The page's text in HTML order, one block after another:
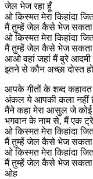
जेल भेज रहा हूँ
ओ किस्मत मेरा किहांदा
मैं तुम्हें जेल कैसे भेज सकता
ओ किस्मत मेरा किहांदा
मैं तुम्हें जेल कैसे भेज सकता
आओ वहां जहां मैं बुरे आदमी
इतने से कौन अच्छा दोस्त
आपके गीतों के शब्द
अंकल ये आपकी कला नहीं
मैंने कहा मेरा आसुल जे कोई
भगवान के नाम से, मैं एक
ओ किस्मत मेरा किहांदा
मैं तुम्हें जेल कैसे भेज सकता
ओ किस्मत मेरा किहांदा
मैं तुम्हें जेल कैसे भेज सकता
ओह